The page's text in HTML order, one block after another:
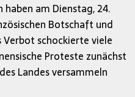
am Dienstag, 24.
Botschaft und
schockierte viele
Proteste zunächst
Landes versammeln